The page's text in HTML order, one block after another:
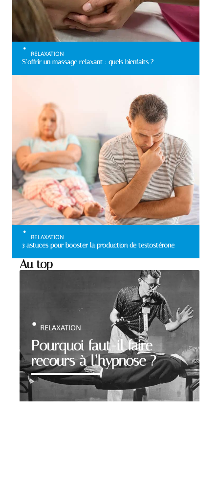
RELAXATION
S’offrir un massage relaxant : quels bienfaits ?
RELAXATION
3 astuces pour booster la production de testostérone
Au top
Pourquoi faut-il faire
recours à l’hypnose ?
RELAXATION